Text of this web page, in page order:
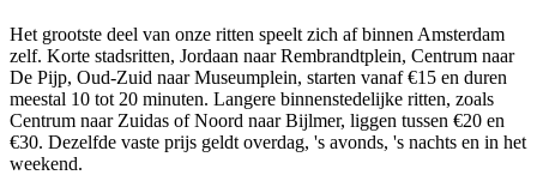
Het grootste deel van onze ritten speelt zich af binnen Amsterdam
zelf. Korte stadsritten, Jordaan naar Rembrandtplein, Centrum naar
De Pijp, Oud-Zuid naar Museumplein, starten vanaf €15 en duren
meestal 10 tot 20 minuten. Langere binnenstedelijke ritten, zoals
Centrum naar Zuidas of Noord naar Bijlmer, liggen tussen €20 en
€30. Dezelfde vaste prijs geldt overdag, 's avonds, 's nachts en in het
weekend.